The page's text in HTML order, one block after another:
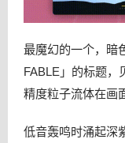
最魔幻的一个，暗
FABLE」的标题，
精度粒子流体在画
低音轰鸣时涌起深